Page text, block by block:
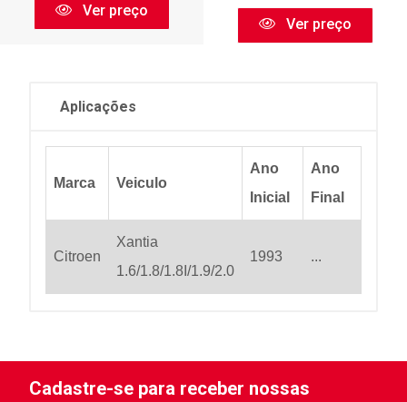
Ver preço
Ver preço
Aplicações
Marca Veiculo
Ano
Inicial
Ano
Final
Citroen
Xantia
1.6/1.8/1.8I/1.9/2.0
1993 ...
Cadastre-se para receber nossas